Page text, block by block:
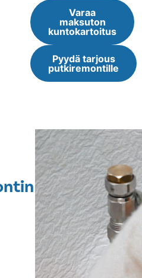
Varaa
maksuton
kuntokartoitus
Pyydä tarjous
putkiremontille